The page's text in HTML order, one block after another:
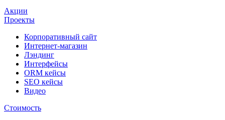
Акции
Проекты
Корпоративный сайт
Интернет-магазин
Лэндинг
Интерфейсы
ORM кейсы
SEO кейсы
Видео
Стоимость